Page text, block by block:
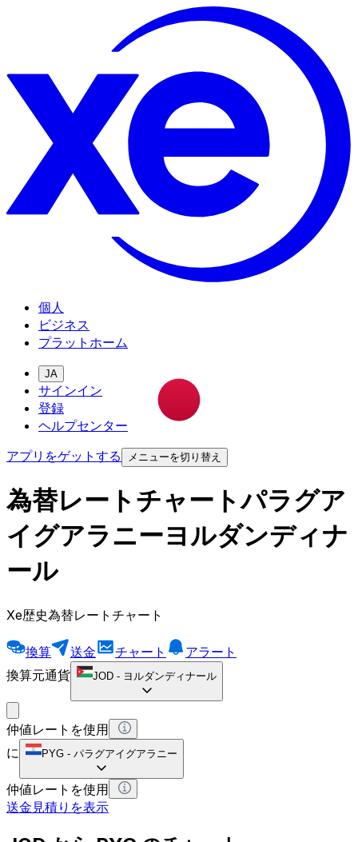
個人
ビジネス
プラットホーム
JA
サインイン
登録
ヘルプセンター
アプリをゲットする
メニューを切り替え
為替レートチャートパラグア
イグアラニーヨルダンディナ
ール
Xe歴史為替レートチャート
換算 送金 チャート
アラート
換算元通貨
JOD - ヨルダンディナール
仲値レートを使用
に
PYG - パラグアイグアラニー
仲値レートを使用
送金見積りを表示